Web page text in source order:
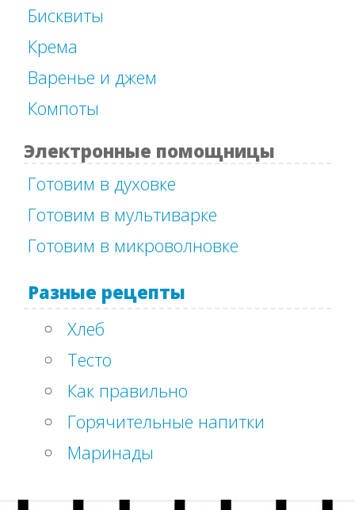
Бисквиты
Крема
Варенье и джем
Компоты
Электронные помощницы
Готовим в духовке
Готовим в мультиварке
Готовим в микроволновке
Разные рецепты
Хлеб
Тесто
Как правильно
Горячительные напитки
Маринады